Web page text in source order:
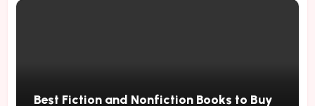
Best Fiction and Nonfiction Books to Buy